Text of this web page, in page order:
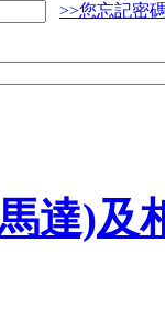
>>您忘記密
達)及